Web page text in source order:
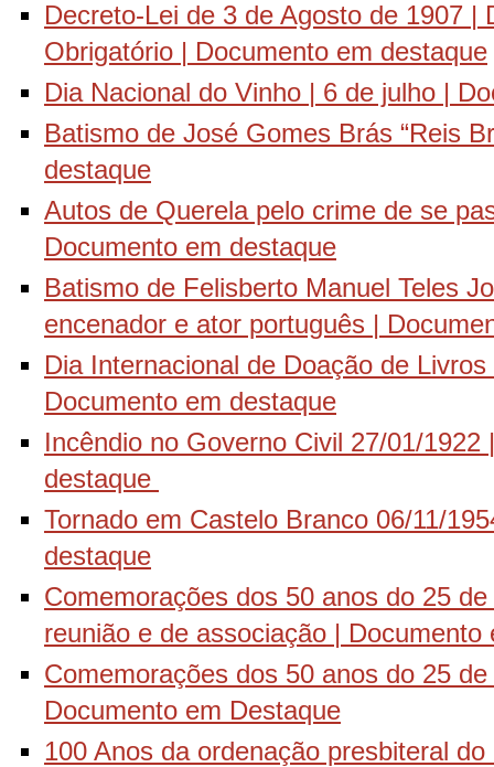
Decreto-Lei de 3 de Agosto de 1907 |
Obrigatório | Documento em destaque
Dia Nacional do Vinho | 6 de julho |
Batismo de José Gomes Brás “Reis
destaque
Autos de Querela pelo crime de se
Documento em destaque
Batismo de Felisberto Manuel Teles
encenador e ator português |
Dia Internacional de Doação de
Documento em destaque
Incêndio no Governo Civil 27/01/1922
destaque
Tornado em Castelo Branco 06/11/
destaque
Comemorações dos 50 anos do 25
reunião e de associação | Documento
Comemorações dos 50 anos do 25
Documento em Destaque
100 Anos da ordenação presbiteral